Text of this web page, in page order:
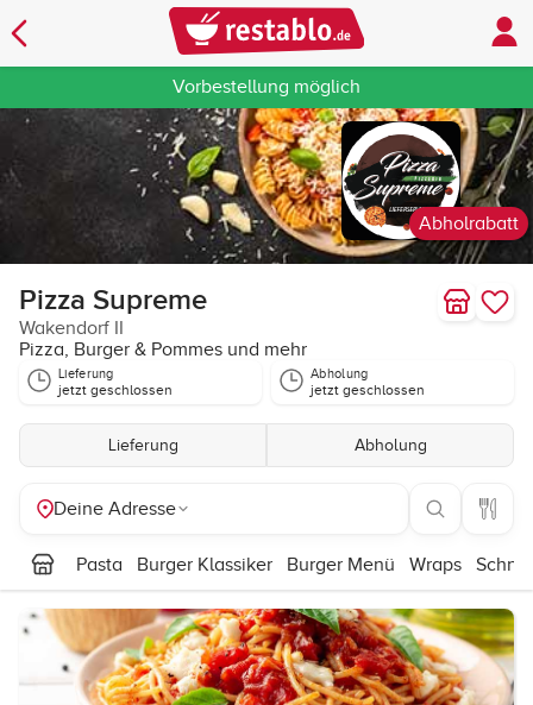
Vorbestellung möglich
Abholrabatt
Pizza Supreme
Wakendorf II
Pizza, Burger & Pommes und mehr
Lieferung
jetzt geschlossen
Abholung
jetzt geschlossen
Lieferung Abholung
Deine Adresse
Pasta Burger Klassiker Burger Menü Wraps